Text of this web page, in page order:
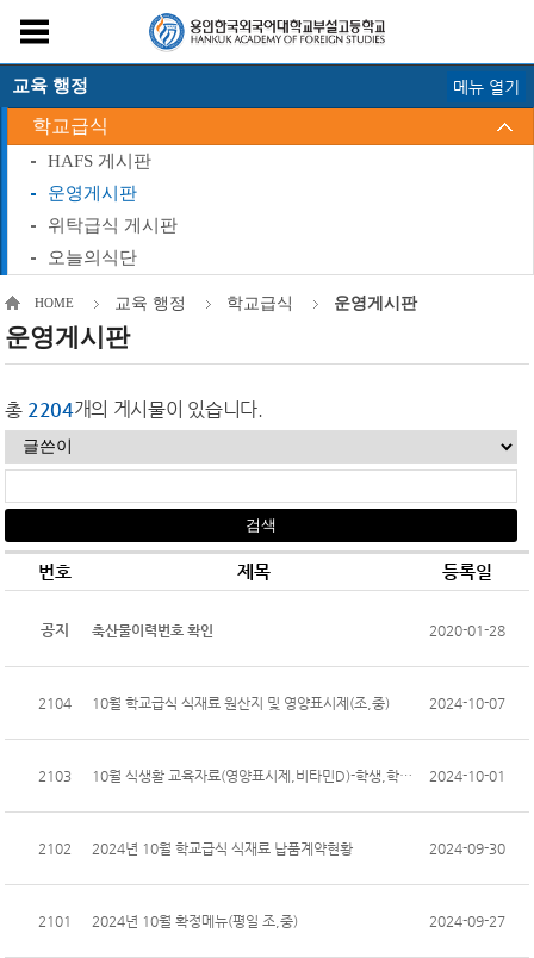
교육 행정
학교급식
HAFS 게시판
운영게시판
위탁급식 게시판
오늘의식단
메뉴 열기
HOME 교육 행정 학교급식 운영게시판
운영게시판
총 2204개의 게시물이 있습니다.
번호 제목 등록일
공지 축산물이력번호 확인 2020-01-28
2104 10월 학교급식 식재료 원산지 및 영양표시제(조,중) 2024-10-07
2103 10월 식생활 교육자료(영양표시제,비타민D)-학생,학부모,교직원 2024-10-01
2102 2024년 10월 학교급식 식재료 납품계약현황 2024-09-30
2101 2024년 10월 확정메뉴(평일 조,중) 2024-09-27